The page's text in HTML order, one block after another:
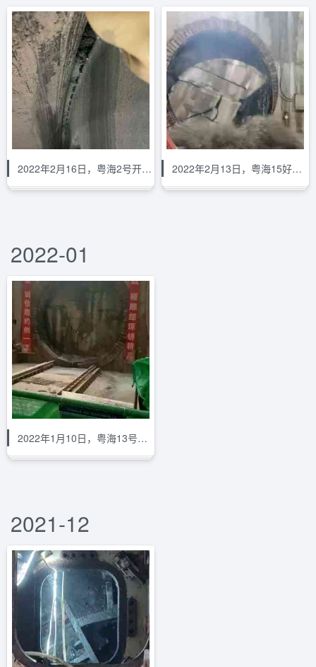
2022年2月16日，粤海2号开仓换刀，洞内气体压力 2022年2月13日，粤海15好到达接收
2022-01
2022年1月10日，粤海13号盾构机接收
2021-12